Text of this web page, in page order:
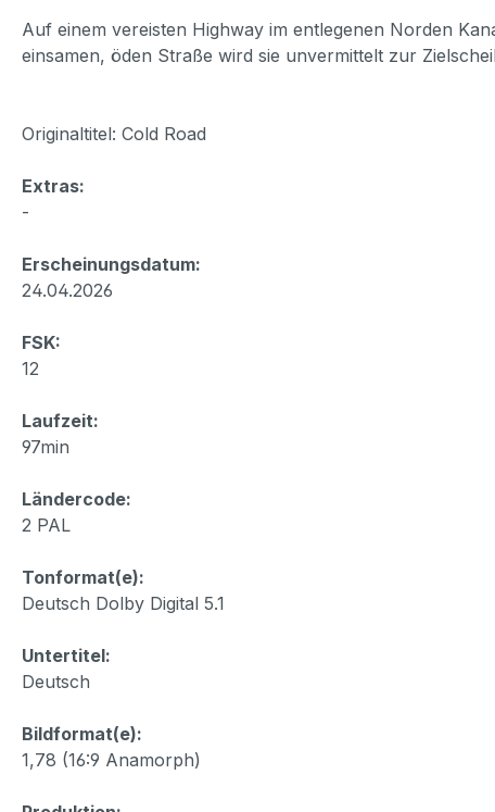
Auf einem vereisten Highway im entlegenen Norden
einsamen, öden Straße wird sie unvermittelt zur
Originaltitel: Cold Road
Extras:
-
Erscheinungsdatum:
24.04.2026
FSK:
12
Laufzeit:
97min
Ländercode:
2 PAL
Tonformat(e):
Deutsch Dolby Digital 5.1
Untertitel:
Deutsch
Bildformat(e):
1,78 (16:9 Anamorph)